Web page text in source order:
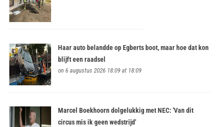
Haar auto belandde op Egberts boot, maar hoe dat kon
blijft een raadsel
on 6 augustus 2026 18:09 at 18:09
Marcel Boekhoorn dolgelukkig met NEC: 'Van dit
circus mis ik geen wedstrijd'